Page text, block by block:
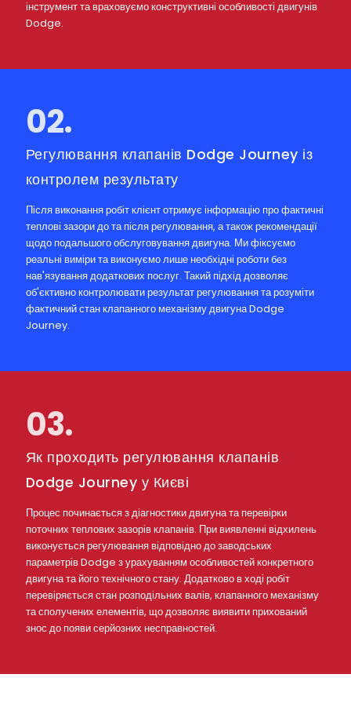
інструмент та враховуємо конструктивні особливості двигунів
Dodge.
02.
Регулювання клапанів Dodge Journey із
контролем результату
Після виконання робіт клієнт отримує інформацію про фактичні
теплові зазори до та після регулювання, а також рекомендації
щодо подальшого обслуговування двигуна. Ми фіксуємо
реальні виміри та виконуємо лише необхідні роботи без
нав'язування додаткових послуг. Такий підхід дозволяє
об'єктивно контролювати результат регулювання та розуміти
фактичний стан клапанного механізму двигуна Dodge
Journey.
03.
Як проходить регулювання клапанів
Dodge Journey у Києві
Процес починається з діагностики двигуна та перевірки
поточних теплових зазорів клапанів. При виявленні відхилень
виконується регулювання відповідно до заводських
параметрів Dodge з урахуванням особливостей конкретного
двигуна та його технічного стану. Додатково в ході робіт
перевіряється стан розподільних валів, клапанного механізму
та сполучених елементів, що дозволяє виявити прихований
знос до появи серйозних несправностей.